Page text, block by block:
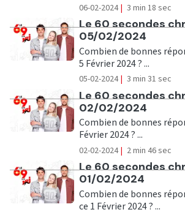
06-02-2024 | 3 min 18 sec
Ecouter
Le 60 secondes
05/02/2024
Combien de bonnes
5 Février 2024 ? ...
05-02-2024 | 3 min 31 sec
Ecouter
Le 60 secondes
02/02/2024
Combien de bonnes
Février 2024 ? ...
02-02-2024 | 2 min 46 sec
Ecouter
Le 60 secondes
01/02/2024
Combien de bonnes
ce 1 Février 2024 ? ...